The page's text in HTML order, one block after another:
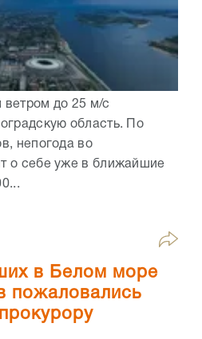
до 25 м/с
область. По
непогода во
о себе уже в ближайшие
в Белом море
пожаловались